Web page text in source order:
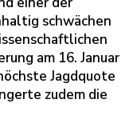
schwächen
am 16. Januar
Jagdquote
zudem die